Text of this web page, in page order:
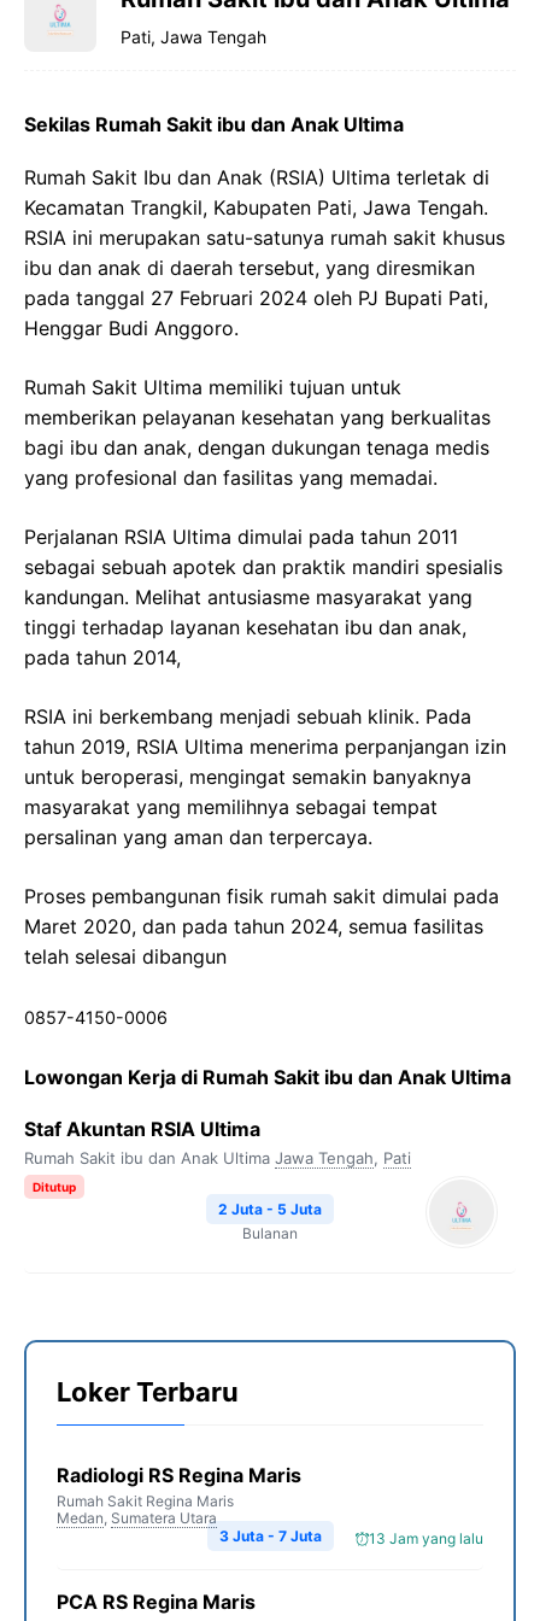
Pati, Jawa Tengah
Sekilas Rumah Sakit ibu dan Anak Ultima
Rumah Sakit Ibu dan Anak (RSIA) Ultima terletak di
Kecamatan Trangkil, Kabupaten Pati, Jawa Tengah.
RSIA ini merupakan satu-satunya rumah sakit khusus
ibu dan anak di daerah tersebut, yang diresmikan
pada tanggal 27 Februari 2024 oleh PJ Bupati Pati,
Henggar Budi Anggoro.
Rumah Sakit Ultima memiliki tujuan untuk
memberikan pelayanan kesehatan yang berkualitas
bagi ibu dan anak, dengan dukungan tenaga medis
yang profesional dan fasilitas yang memadai.
Perjalanan RSIA Ultima dimulai pada tahun 2011
sebagai sebuah apotek dan praktik mandiri spesialis
kandungan. Melihat antusiasme masyarakat yang
tinggi terhadap layanan kesehatan ibu dan anak,
pada tahun 2014,
RSIA ini berkembang menjadi sebuah klinik. Pada
tahun 2019, RSIA Ultima menerima perpanjangan izin
untuk beroperasi, mengingat semakin banyaknya
masyarakat yang memilihnya sebagai tempat
persalinan yang aman dan terpercaya.
Proses pembangunan fisik rumah sakit dimulai pada
Maret 2020, dan pada tahun 2024, semua fasilitas
telah selesai dibangun
0857-4150-0006
Lowongan Kerja di Rumah Sakit ibu dan Anak Ultima
Staf Akuntan RSIA Ultima
Rumah Sakit ibu dan Anak Ultima Jawa Tengah, Pati
Ditutup
2 Juta - 5 Juta
Bulanan
Loker Terbaru
Radiologi RS Regina Maris
Rumah Sakit Regina Maris
Medan, Sumatera Utara
13 Jam yang lalu
3 Juta - 7 Juta
PCA RS Regina Maris